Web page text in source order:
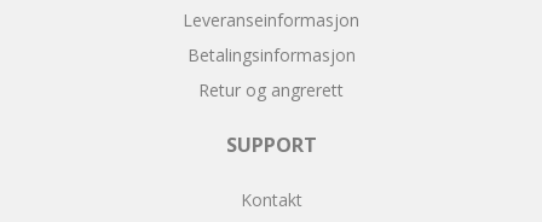
Leveranseinformasjon
Betalingsinformasjon
Retur og angrerett
SUPPORT
Kontakt